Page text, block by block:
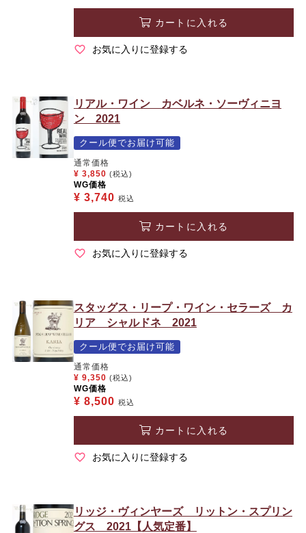
カートに入れる
お気に入りに登録する
リアル・ワイン カベルネ・ソーヴィニヨ
ン 2021
クール便でお届け可能
通常価格
¥ 3,850 (税込)
WG価格
¥ 3,740 税込
カートに入れる
お気に入りに登録する
スタッグス・リープ・ワイン・セラーズ カ
リア シャルドネ 2021
クール便でお届け可能
通常価格
¥ 9,350 (税込)
WG価格
¥ 8,500 税込
カートに入れる
お気に入りに登録する
リッジ・ヴィンヤーズ リットン・スプリン
グス 2021【人気定番】